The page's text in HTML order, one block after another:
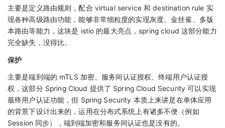
主要是定义路由规则，配合 virtual service 和 destination rule 实
现各种高级路由功能，能够非常细粒度的实现灰度、金丝雀、多版
本路由等能力，这块是 istio 的最大亮点，spring cloud 这部分能力
完全缺失，没得比。
保护
主要是端到端的 mTLS 加密、服务间认证授权、终端用户认证授
权，这部分 Spring Cloud 提供了 Spring Cloud Security 可以实现
最终用户认证功能，但 Spring Security 本质上来讲是在单体应用
的背景下设计出来的，运用在分布式系统上有诸多不便（例如
Session 同步），端到端加密和服务间认证也是没有的。